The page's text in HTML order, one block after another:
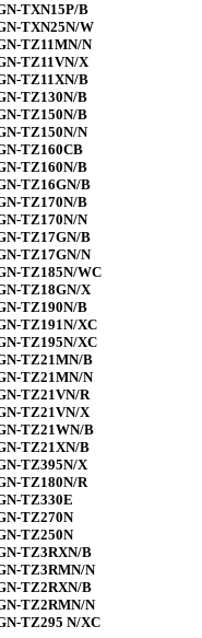
TXN15P/B
TXN25N/W
TZ11MN/N
TZ11VN/X
TZ11XN/B
TZ130N/B
TZ150N/B
TZ150N/N
TZ160CB
TZ160N/B
TZ16GN/B
TZ170N/B
TZ170N/N
TZ17GN/B
TZ17GN/N
TZ185N/WC
TZ18GN/X
TZ190N/B
TZ191N/XC
TZ195N/XC
TZ21MN/B
TZ21MN/N
TZ21VN/R
TZ21VN/X
TZ21WN/B
TZ21XN/B
TZ395N/X
TZ180N/R
TZ330E
TZ270N
TZ250N
TZ3RXN/B
TZ3RMN/N
TZ2RXN/B
TZ2RMN/N
TZ295 N/XC